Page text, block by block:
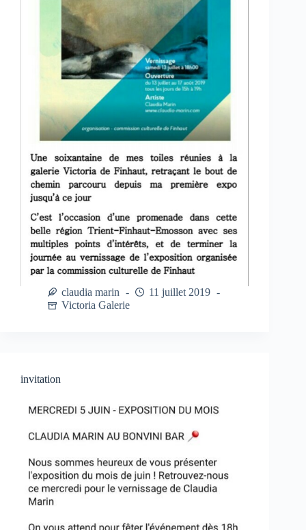
claudia marin
11 juillet 2019
Victoria Galerie
invitation